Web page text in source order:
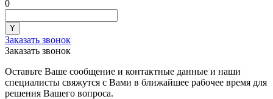
0
Заказать звонок
Заказать звонок
Оставьте Ваше сообщение и контактные данные и наши
специалисты свяжутся с Вами в ближайшее рабочее время для
решения Вашего вопроса.